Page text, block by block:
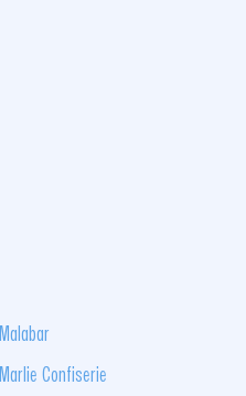
Malabar
Marlie Confiserie